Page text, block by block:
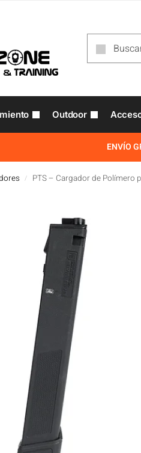
Outdoor
ENVÍO
/ PTS – Cargador de Polímero